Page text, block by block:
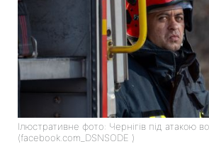
Ілюстративне фото: Чернігів під атакою
(facebook.com_DSNSODE )